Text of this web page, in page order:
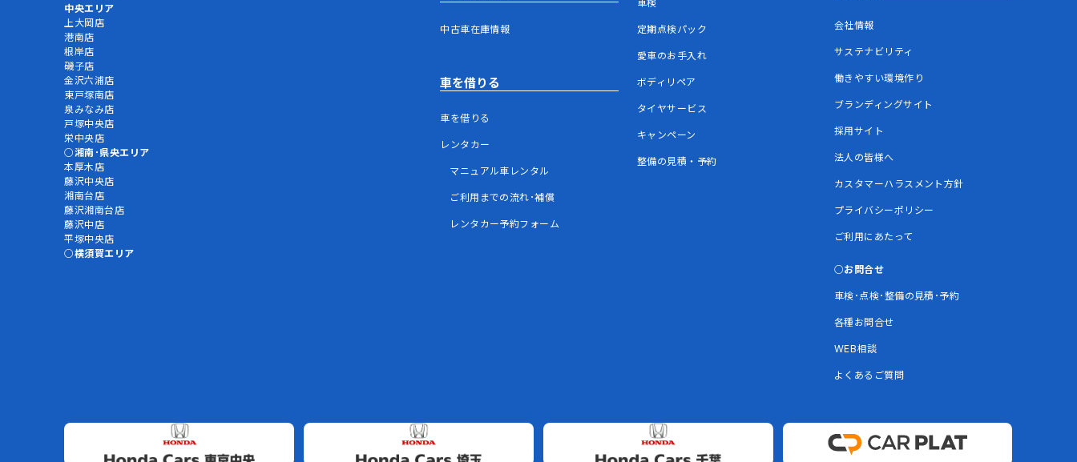
中央エリア
上大岡店
港南店
根岸店
磯子店
金沢六浦店
東戸塚南店
泉みなみ店
戸塚中央店
栄中央店
湘南･県央エリア
本厚木店
藤沢中央店
湘南台店
藤沢湘南台店
藤沢中店
平塚中央店
横須賀エリア
中古車在庫情報
車を借りる
車を借りる
レンタカー
マニュアル車レンタル
ご利用までの流れ･補償
レンタカー予約フォーム
車検
定期点検パック
愛車のお手入れ
ボディリペア
タイヤサービス
キャンペーン
整備の見積・予約
会社情報
サステナビリティ
働きやすい環境作り
ブランディングサイト
採用サイト
法人の皆様へ
カスタマーハラスメント方針
プライバシーポリシー
ご利用にあたって
お問合せ
車検･点検･整備の見積･予約
各種お問合せ
WEB相談
よくあるご質問